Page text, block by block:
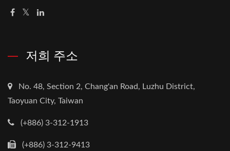
저희 주소
No. 48, Section 2, Chang'an Road, Luzhu District,
Taoyuan City, Taiwan
(+886) 3-312-1913
(+886) 3-312-9413